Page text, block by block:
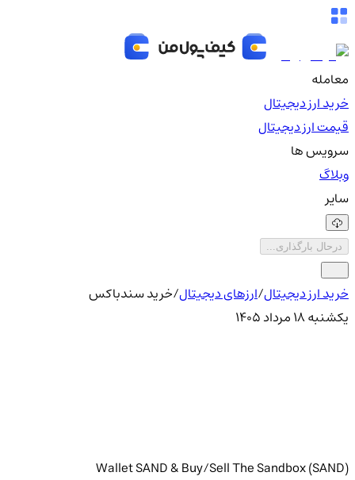
معامله
خرید ارز دیجیتال
قیمت ارز دیجیتال
سرویس ها
وبلاگ
سایر
درحال بارگذاری...
خرید ارز دیجیتال/ارزهای دیجیتال/خرید سندباکس
یکشنبه ۱۸ مرداد ۱۴۰۵
Wallet SAND & Buy/Sell The Sandbox (SAND)